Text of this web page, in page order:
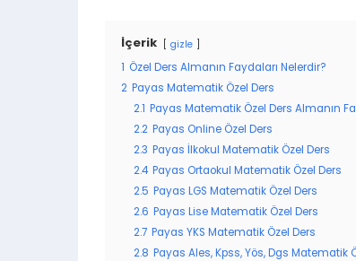
İçerik gizle
Özel Ders Almanın Faydaları Nelerdir?
2 Payas Matematik Özel Ders
2.1
Payas Matematik Özel Ders Almanın
2.2 Payas Online Özel Ders
2.3
Payas İlkokul Matematik Özel Ders
2.4 Payas Ortaokul Matematik Özel Ders
2.5
Payas LGS Matematik Özel Ders
2.6
Payas Lise Matematik Özel Ders
2.7 Payas YKS Matematik Özel Ders
2.8
Payas Ales, Kpss, Yös, Dgs Matematik